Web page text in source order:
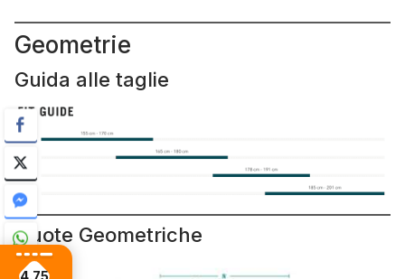
Geometrie
Guida alle taglie
Quote Geometriche
4.75